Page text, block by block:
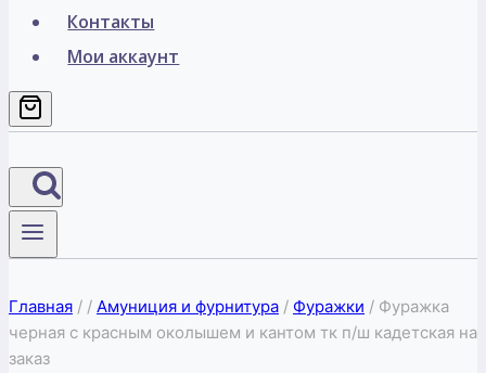
Контакты
Мои аккаунт
Главная / / Амуниция и фурнитура / Фуражки / Фуражка
черная с красным околышем и кантом тк п/ш кадетская на
заказ